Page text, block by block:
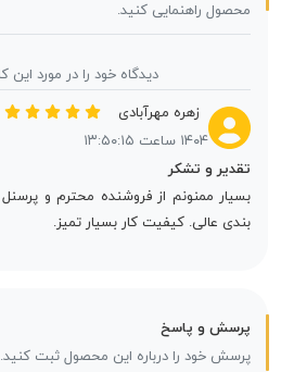
محصول راهنمایی کنید.
دیدگاه خود را در مورد این
زهره مهرآبادی
۱۴۰۴ ساعت ۱۳:۵۰:۱۵
تقدیر و تشکر
بسیار ممنونم از فروشنده محترم و
بندی عالی. کیفیت کار بسیار تمیز.
پرسش و پاسخ
پرسش خود را درباره این محصول ثبت کنید.